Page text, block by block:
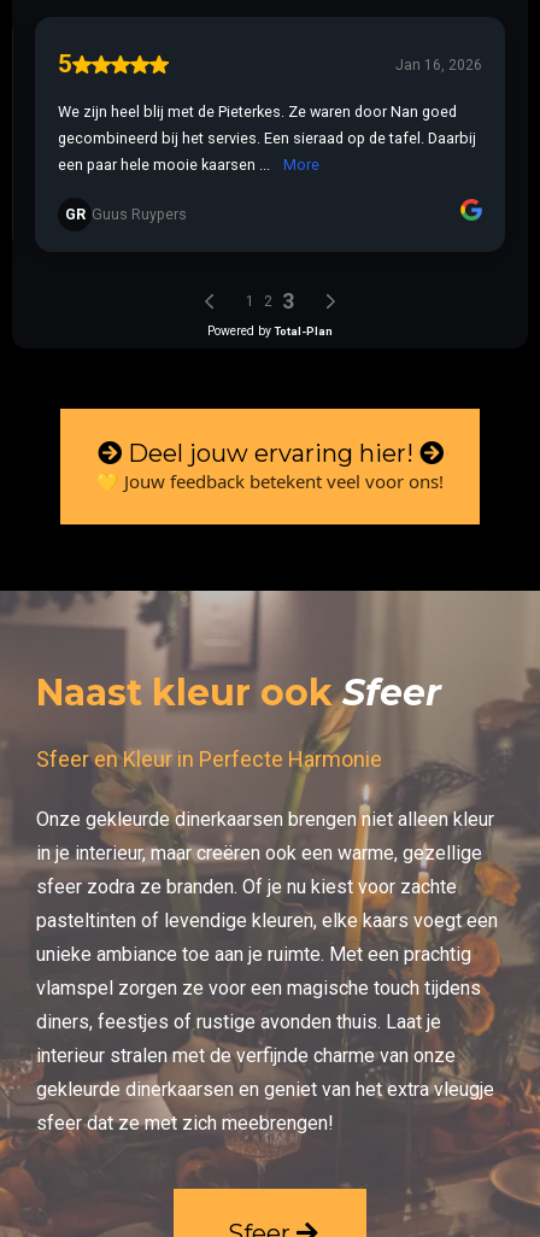
Deel jouw ervaring hier!
💛 Jouw feedback betekent veel voor ons!
Naast kleur ookSfeer
Sfeer en Kleur in Perfecte Harmonie
Onze gekleurde dinerkaarsen brengen niet alleen kleur
in je interieur, maar creëren ook een warme, gezellige
sfeer zodra ze branden. Of je nu kiest voor zachte
pasteltinten of levendige kleuren, elke kaars voegt een
unieke ambiance toe aan je ruimte. Met een prachtig
vlamspel zorgen ze voor een magische touch tijdens
diners, feestjes of rustige avonden thuis. Laat je
interieur stralen met de verfijnde charme van onze
gekleurde dinerkaarsen en geniet van het extra vleugje
sfeer dat ze met zich meebrengen!